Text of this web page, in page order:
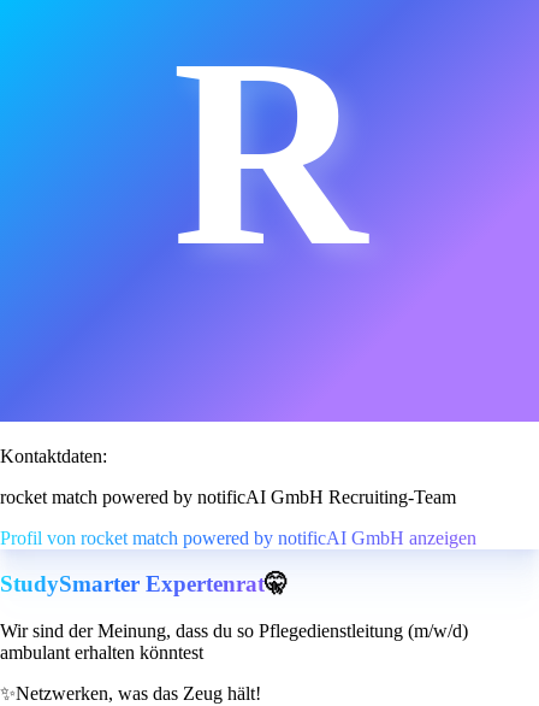
R
Kontaktdaten:
rocket match powered by notificAI GmbH Recruiting-Team
Profil von rocket match powered by notificAI GmbH anzeigen
StudySmarter Expertenrat🤫
Wir sind der Meinung, dass du so Pflegedienstleitung (m/w/d)
ambulant erhalten könntest
✨Netzwerken, was das Zeug hält!